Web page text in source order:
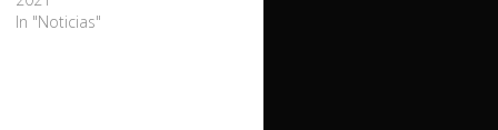
In "Noticias"